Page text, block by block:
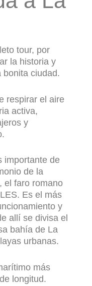
tour, por
la historia y
bonita ciudad.
respirar el aire
activa,
y
importante de
de la
el faro romano
Es el más
y
allí se divisa el
bahía de La
urbanas.
más
longitud.